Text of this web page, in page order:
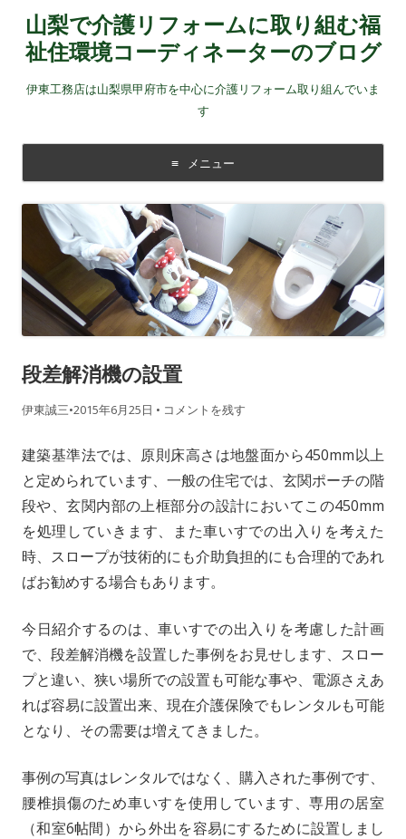
山梨で介護リフォームに取り組む福
祉住環境コーディネーターのブログ
伊東工務店は山梨県甲府市を中心に介護リフォーム取り組んでいま
す
メニュー
コンテンツに移動する
段差解消機の設置
伊東誠三•2015年6月25日 • コメントを残す
建築基準法では、原則床高さは地盤面から450mm以上
と定められています、一般の住宅では、玄関ポーチの階
段や、玄関内部の上框部分の設計においてこの450mm
を処理していきます、また車いすでの出入りを考えた
時、スロープが技術的にも介助負担的にも合理的であれ
ばお勧めする場合もあります。
今日紹介するのは、車いすでの出入りを考慮した計画
で、段差解消機を設置した事例をお見せします、スロー
プと違い、狭い場所での設置も可能な事や、電源さえあ
れば容易に設置出来、現在介護保険でもレンタルも可能
となり、その需要は増えてきました。
事例の写真はレンタルではなく、購入された事例です、
腰椎損傷のため車いすを使用しています、専用の居室
（和室6帖間）から外出を容易にするために設置しまし